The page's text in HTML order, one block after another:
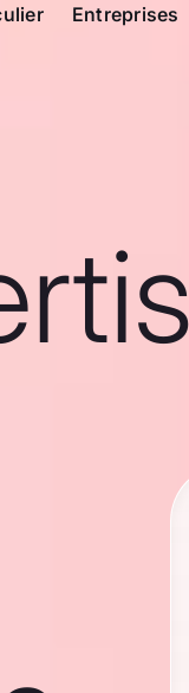
Entreprises